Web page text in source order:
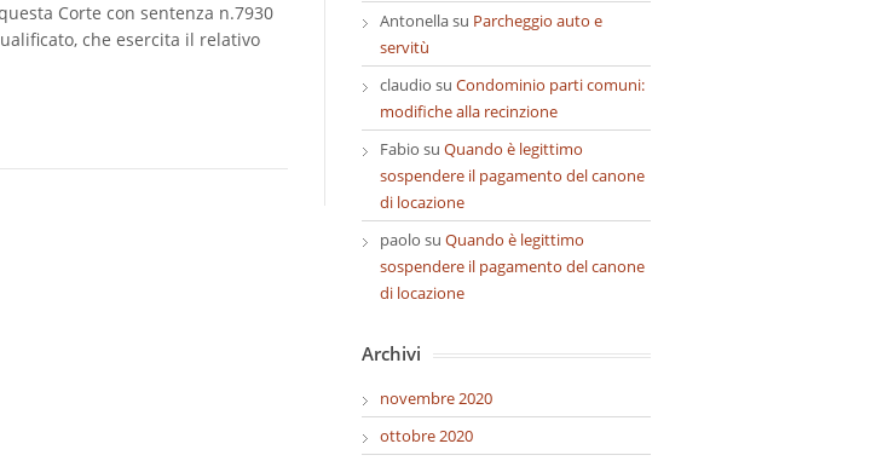
Corte con sentenza n.7930
che esercita il relativo
Antonellasu Parcheggio auto e
servitù
claudio suCondominio parti comuni:
modifiche alla recinzione
Fabio suQuando è legittimo
sospendere il pagamento del canone
di locazione
paolo suQuando è legittimo
sospendere il pagamento del canone
di locazione
Archivi
novembre 2020
ottobre 2020